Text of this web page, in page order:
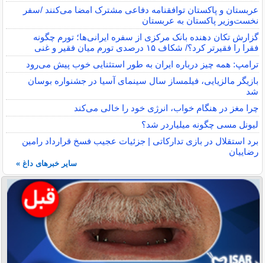
عربستان و پاکستان توافقنامه دفاعی مشترک امضا می‌کنند /سفر
نخست‌وزیر پاکستان به عربستان
گزارش تکان‌ دهنده بانک مرکزی از سفره ایرانی‌ها؛ تورم چگونه
فقرا را فقیرتر کرد؟/ شکاف ۱۵ درصدی تورم میان فقیر و غنی
ترامپ: همه چیز درباره ایران به طور استثنایی خوب پیش می‌رود
بازیگر مالزیایی، فیلمساز سال سینمای آسیا در جشنواره بوسان
شد
چرا مغز در هنگام خواب، انرژی خود را خالی می‌کند
لیونل مسی چگونه میلیاردر شد؟
برد استقلال در بازی تدارکاتی | جزئیات عجیب فسخ قرارداد رامین
رضاییان
سایر خبرهای داغ »